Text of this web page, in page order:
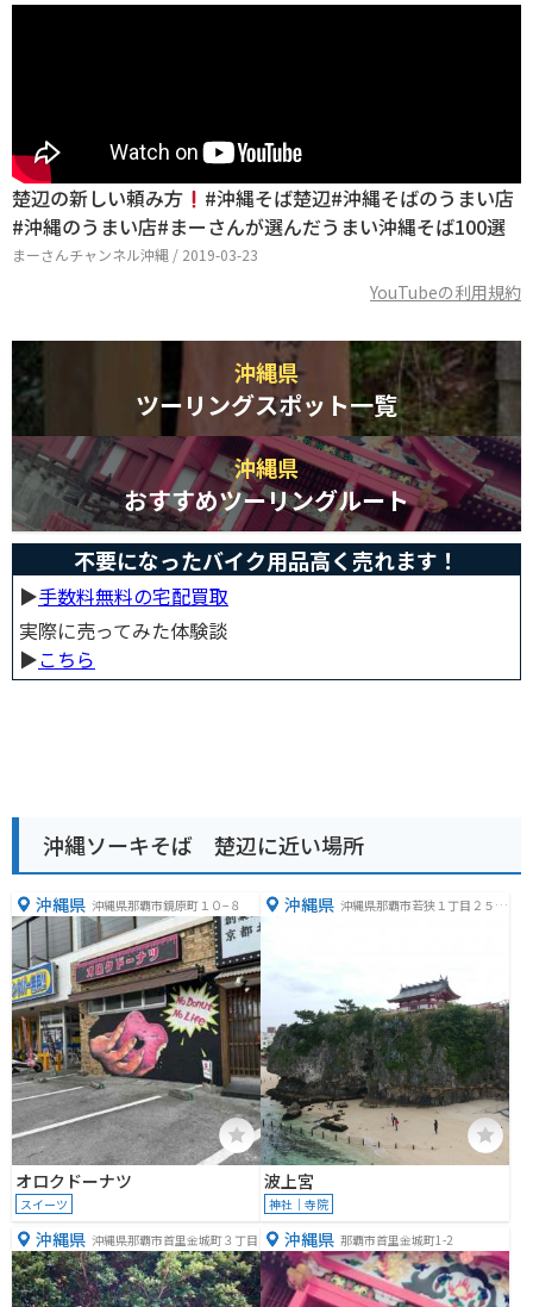
楚辺の新しい頼み方
#沖縄そば楚辺#沖縄そばのうまい店
#沖縄のうまい店#まーさんが選んだうまい沖縄そば100選
まーさんチャンネル沖縄 / 2019-03-23
YouTubeの利用規約
沖縄県
ツーリングスポット一覧
沖縄県
おすすめツーリングルート
不要になったバイク用品高く売れます！
▶︎手数料無料の宅配買取
実際に売ってみた体験談
▶︎こちら
沖縄ソーキそば 楚辺に近い場所
沖縄県 沖縄県那覇市鏡原町１０−８
オロクドーナツ
スイーツ
沖縄県 沖縄県那覇市若狭１丁目２５
波上宮
神社｜寺院
沖縄県 沖縄県那覇市首里金城町３丁目 沖縄県 那覇市首里金城町1-2